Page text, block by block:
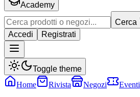
Academy
Cerca
Accedi
Registrati
Toggle theme
Home
Rivista Negozi Eventi